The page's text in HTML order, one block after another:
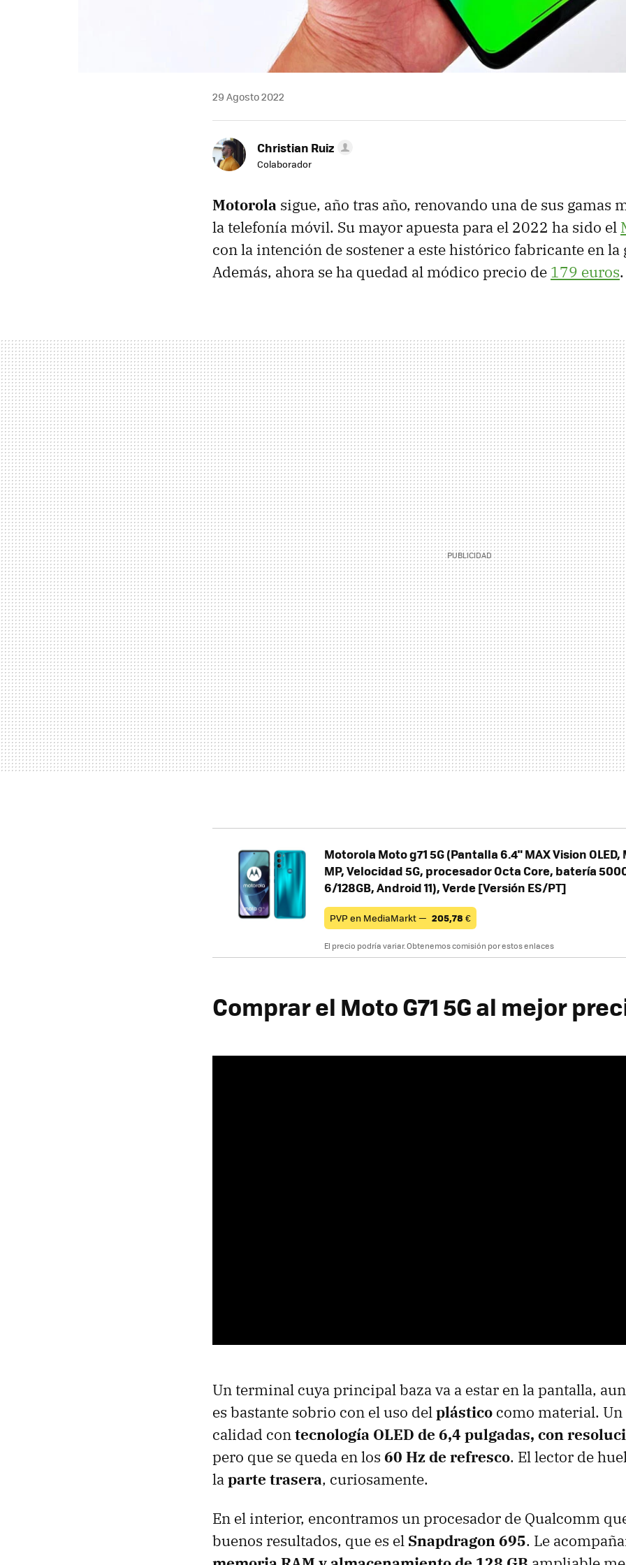
29 Agosto 2022
Christian Ruiz
Colaborador
Motorola sigue, año tras año, renovando una de sus gamas
la telefonía móvil. Su mayor apuesta para el 2022 ha sido el
con la intención de sostener a este histórico fabricante en la
Además, ahora se ha quedad al módico precio de 179 euros.
Motorola Moto g71 5G (Pantalla 6.4" MAX Vision
MP, Velocidad 5G, procesador Octa Core, batería
6/128GB, Android 11), Verde [Versión ES/PT]
PVP en MediaMarkt — 205,78 €
El precio podría variar. Obtenemos comisión por estos enlaces
Comprar el Moto G71 5G al mejor
Un terminal cuya principal baza va a estar en la pantalla,
es bastante sobrio con el uso delplástico como material. Un
calidad contecnología OLED de 6,4 pulgadas, con
pero que se queda en los 60 Hz de refresco. El lector de
laparte trasera, curiosamente.
En el interior, encontramos un procesador de Qualcomm
buenos resultados, que es el Snapdragon 695. Le